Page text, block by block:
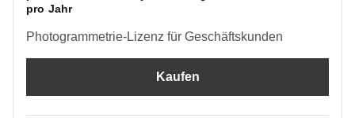
pro Jahr
Photogrammetrie-Lizenz für Geschäftskunden
Kaufen